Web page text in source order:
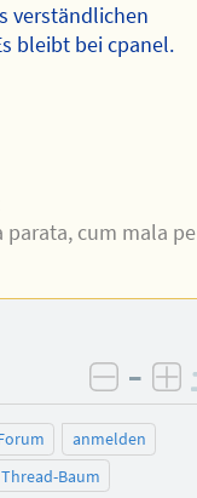
verständlichen
bleibt bei cpanel.
parata, cum mala
–
anmelden
Baum